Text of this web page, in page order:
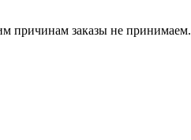
причинам заказы не принимаем.